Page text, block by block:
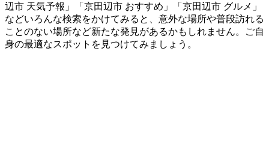
辺市 天気予報」「京田辺市 おすすめ」「京田辺市 グルメ」
などいろんな検索をかけてみると、意外な場所や普段訪れる
ことのない場所など新たな発見があるかもしれません。ご自
身の最適なスポットを見つけてみましょう。